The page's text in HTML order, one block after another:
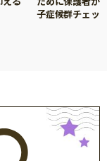
子症候群チェッ